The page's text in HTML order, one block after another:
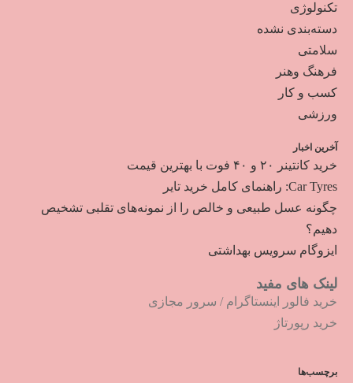
تکنولوژی
دسته‌بندی نشده
سلامتی
فرهنگ وهنر
کسب و کار
ورزشی
آخرین اخبار
خرید کانتینر ۲۰ و ۴۰ فوت با بهترین قیمت
Car Tyres: راهنمای کامل خرید تایر
چگونه عسل طبیعی و خالص را از نمونه‌های تقلبی تشخیص
دهیم؟
ایزوگام سرویس بهداشتی
لینک های مفید
خرید فالور اینستاگرام / سرور مجازی
خرید رپورتاژ
برچسب‌ها